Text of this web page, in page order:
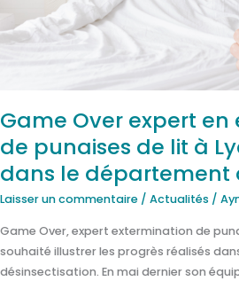
Game Over expert
de punaises de lit à
dans le département
Laisser un commentaire / Actualités /
Game Over, expert extermination de
souhaité illustrer les progrès réalisés
désinsectisation. En mai dernier son
punaises
de
Roanne,
dans
le
du
Rhône